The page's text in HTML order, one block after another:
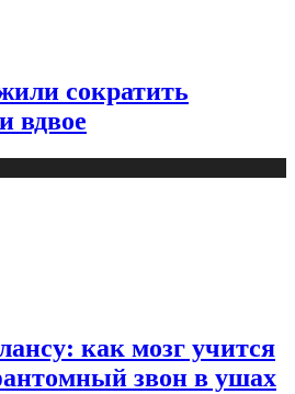
сократить
вдвое
как мозг учится
звон в ушах